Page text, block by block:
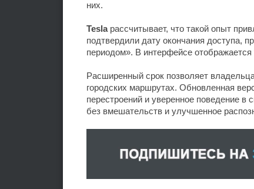
них.
Teslaрассчитывает, что такой опыт
подтвердили дату окончания доступа,
периодом». В интерфейсе
Расширенный срок позволяет
городских маршрутах. Обновленная
перестроений и уверенное поведение в
без вмешательств и улучшенное